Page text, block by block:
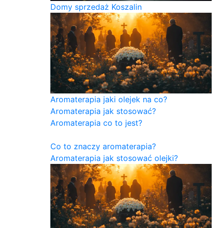
Domy sprzedaż Koszalin
Aromaterapia jaki olejek na co?
Aromaterapia jak stosować?
Aromaterapia co to jest?
Co to znaczy aromaterapia?
Aromaterapia jak stosować olejki?